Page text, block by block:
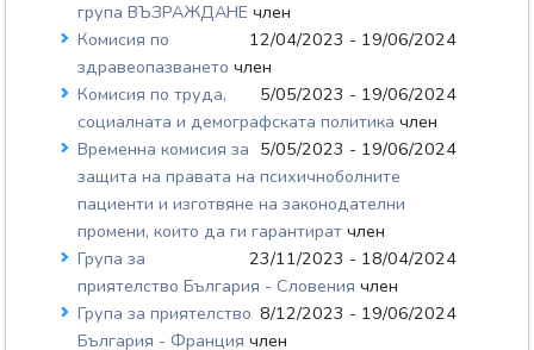
група ВЪЗРАЖДАНЕчлен
12/04/2023 - 19/06/2024
Комисия по
здравеопазванеточлен
5/05/2023 - 19/06/2024
Комисия по труда,
социалната и демографската политикачлен
5/05/2023 - 19/06/2024
Временна комисия за
защита на правата на психичноболните
пациенти и изготвяне на законодателни
промени, които да ги гарантиратчлен
23/11/2023 - 18/04/2024
Група за
приятелство България - Словениячлен
8/12/2023 - 19/06/2024
Група за приятелство
България - Франциячлен